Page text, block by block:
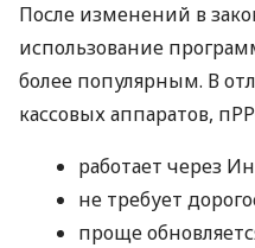
После изменений в
использование
более популярным. В
кассовых аппаратов,
работает через
не требует
проще